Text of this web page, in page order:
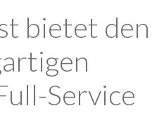
bietet den
Service